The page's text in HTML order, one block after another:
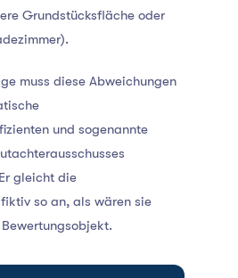
Grundstücksfläche oder
muss diese Abweichungen
und sogenannte
gleicht die
so an, als wären sie